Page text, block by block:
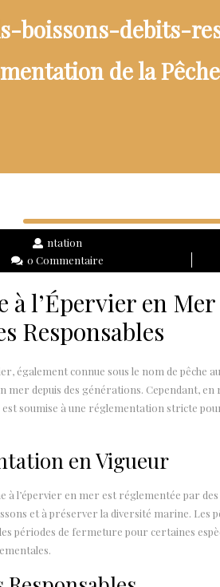
boissons-debits-
de la
ntation
0 Commentaire
à l’Épervier en
Responsables
également connue sous le nom de
mer depuis des générations. Cependant,
est soumise à une réglementation stricte
en Vigueur
à l’épervier en mer est réglementée par
et à préserver la diversité marine. Les
périodes de fermeture pour certaines